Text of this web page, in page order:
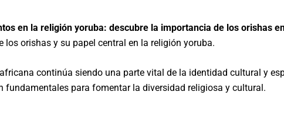
en la religión yoruba: descubre la importancia de los orishas
los orishas y su papel central en la religión yoruba.
continúa siendo una parte vital de la identidad cultural y
fundamentales para fomentar la diversidad religiosa y cultural.